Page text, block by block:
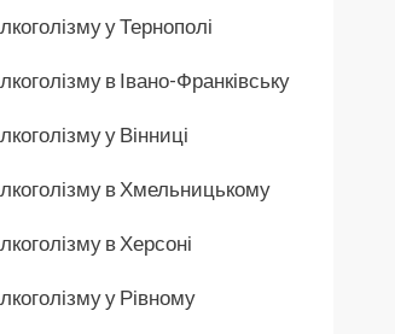
у Тернополі
в Івано-Франківську
у Вінниці
в Хмельницькому
в Херсоні
у Рівному